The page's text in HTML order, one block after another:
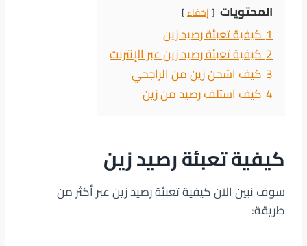
المحتويات إخفاء
1كيفية تعبئة رصيد زين
2كيفية تعبئة رصيد زين عبر الإنترنت
3كيف اشحن زين من الراجحي
4كيف استلف رصيد من زين
كيفية تعبئة رصيد زين
سوف نبين الآن كيفية تعبئة رصيد زين عبر أكثر من
طريقة: